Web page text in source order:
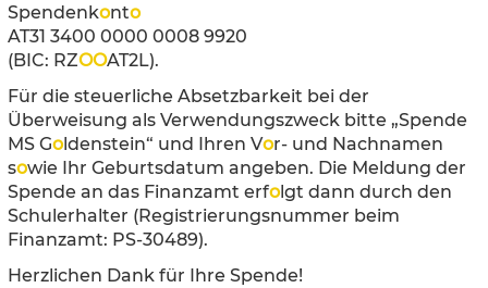
Spendenkonto
AT31 3400 0000 0008 9920
(BIC: RZOOAT2L).
Für die steuerliche Absetzbarkeit bei der
Überweisung als Verwendungszweck bitte „Spende
MS Goldenstein“ und Ihren Vor- und Nachnamen
sowie Ihr Geburtsdatum angeben. Die Meldung der
Spende an das Finanzamt erfolgt dann durch den
Schulerhalter (Registrierungsnummer beim
Finanzamt: PS-30489).
Herzlichen Dank für Ihre Spende!